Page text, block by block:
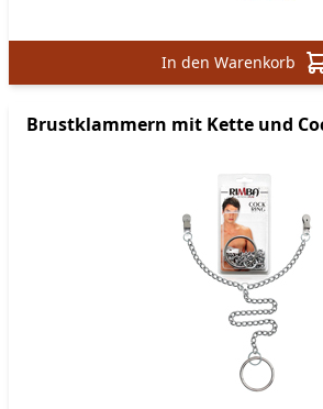
In den Warenkorb
Brustklammern mit Kette und